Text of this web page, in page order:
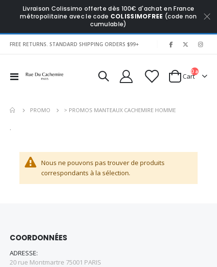
Livraison Colissimo offerte dès 100€ d'achat en France
métropolitaine avec le code COLISSIMOFREE (code non
cumulable)
FREE RETURNS. STANDARD SHIPPING ORDERS $99+
Affichage
Cart
0 articles
PROMO > PROMOS MANTEAUX CACHEMIRE HOMME
.
Nous ne pouvons pas trouver de produits
correspondants à la sélection.
COORDONNÉES
ADRESSE:
20 rue Montmartre 75001 PARIS